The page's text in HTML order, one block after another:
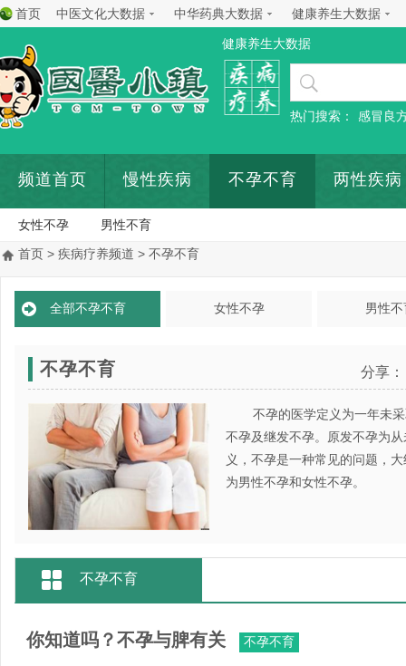
首页 中医文化大数据 中华药典大数据 健康养生大数据
健康养生大数据
热门搜索： 感冒良
频道首页 慢性疾病 不孕不育 两性疾病
女性不孕
男性不育
首页 > 疾病疗养频道 > 不孕不育
全部不孕不育 女性不孕 男性不
不孕不育 分享：
不孕的医学定义为一年未
不孕及继发不孕。原发不孕为
义，不孕是一种常见的问题，
为男性不孕和女性不孕。
不孕不育
你知道吗？不孕与脾有关 不孕不育